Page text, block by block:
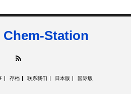
Chem-Station
存档 联系我们 日本版 国际版